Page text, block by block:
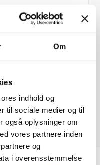
Om
indhold og
til sociale medier og til
også oplysninger om
vores partnere inden
og
i overensstemmelse
og trygt forløb.
jeg skulle tage mit
på hverken teori